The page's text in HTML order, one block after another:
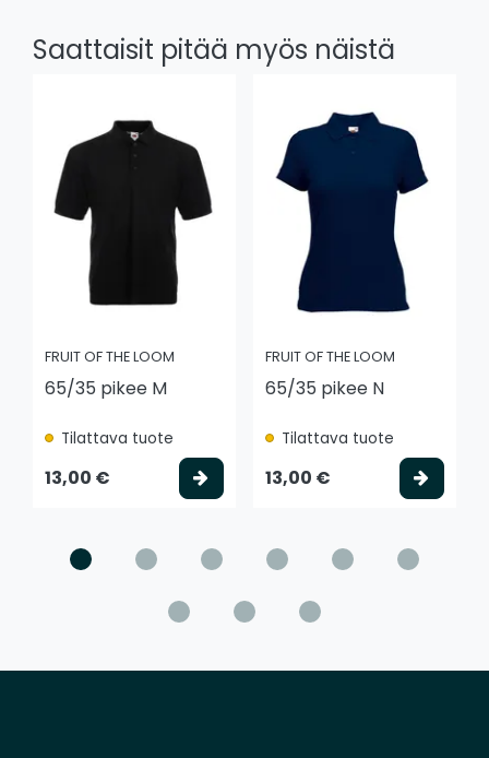
Saattaisit pitää myös näistä
FRUIT OF THE LOOM
65/35 pikee M
Tilattava tuote
13,00 € Valitse vaihtoehto
FRUIT OF THE LOOM
65/35 pikee N
Tilattava tuote
13,00 €